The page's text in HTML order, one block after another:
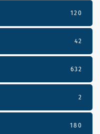
120
42
632
2
180